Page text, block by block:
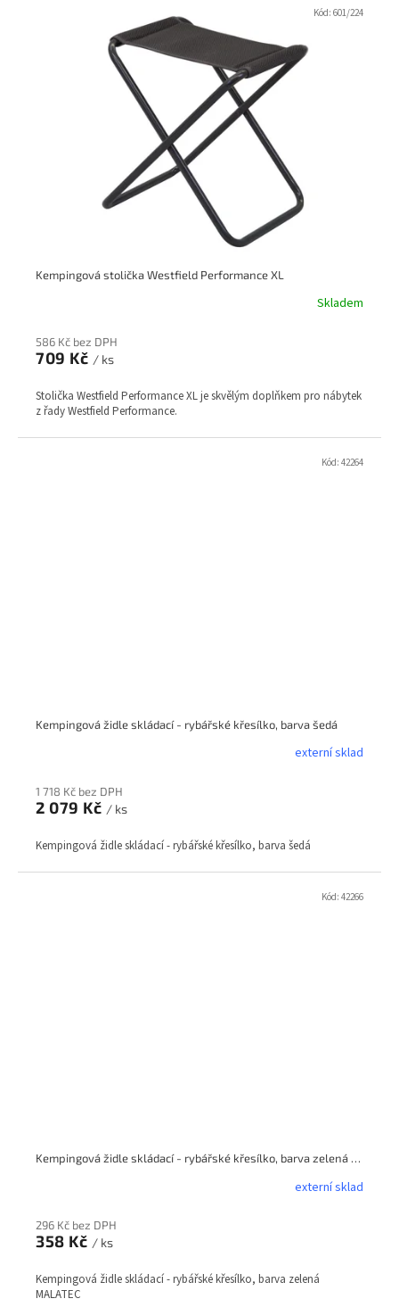
Kempingová stolička Westfield Performance XL
Skladem
586 Kč bez DPH
709 Kč / ks
Stolička Westfield Performance XL je skvělým doplňkem pro nábytek
z řady Westfield Performance.
Kód: 601/224
Kempingová židle skládací - rybářské křesílko, barva šedá
externí sklad
1 718 Kč bez DPH
2 079 Kč / ks
Kempingová židle skládací - rybářské křesílko, barva šedá
Kód: 42264
Kempingová židle skládací - rybářské křesílko, barva zelená MALATEC
externí sklad
296 Kč bez DPH
358 Kč / ks
Kempingová židle skládací - rybářské křesílko, barva zelená
MALATEC
Kód: 42266